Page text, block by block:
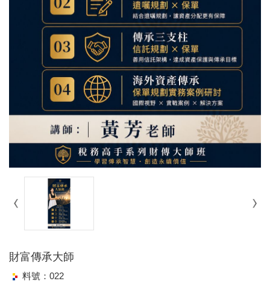
財富傳承大師
料號：022